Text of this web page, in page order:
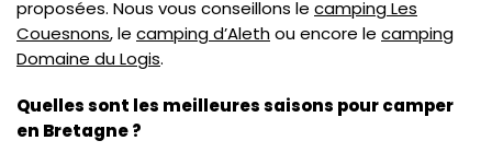
proposées. Nous vous conseillons le camping Les
Couesnons, le camping d’Alethou encore le camping
Domaine du Logis.
Quelles sont les meilleures saisons pour camper
en Bretagne ?